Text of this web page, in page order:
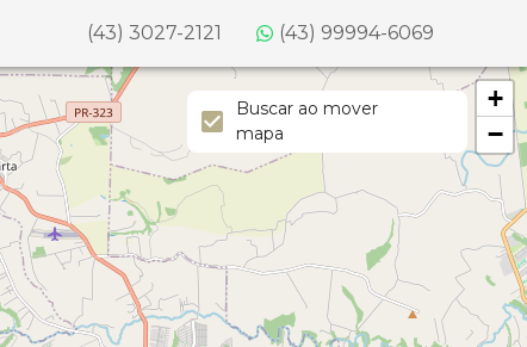
(43) 3027-2121 (43) 99994-6069
+
−
Buscar ao mover
mapa